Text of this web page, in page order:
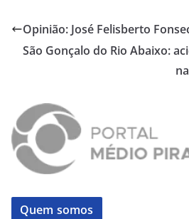
Opinião: José Felisberto
São Gonçalo do Rio Abaixo:
Quem somos